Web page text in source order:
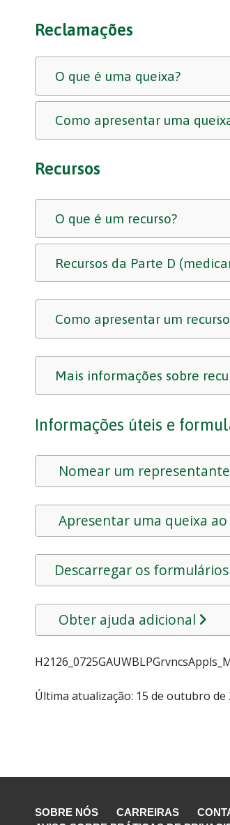
Reclamações
O que é uma queixa?
Como apresentar uma
Recursos
O que é um recurso?
Recursos da Parte D
Como apresentar um recurso
Mais informações sobre
Informações úteis e
Nomear um
Apresentar uma queixa
Descarregar os
Obter ajuda adicional
Última atualização: 15 de outubro de
SOBRE NÓS CARREIRAS